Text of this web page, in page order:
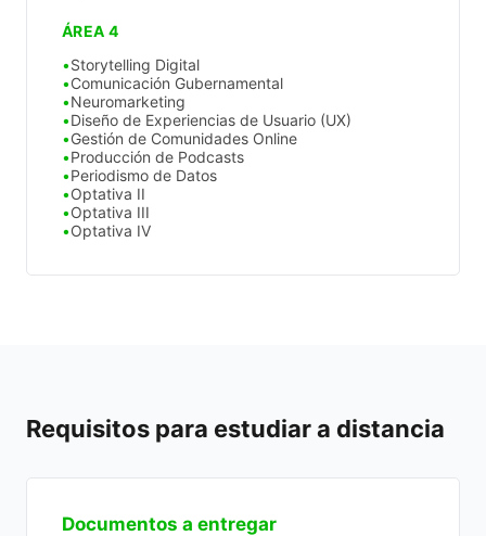
ÁREA 4
Storytelling Digital
Comunicación Gubernamental
Neuromarketing
Diseño de Experiencias de Usuario (UX)
Gestión de Comunidades Online
Producción de Podcasts
Periodismo de Datos
Optativa II
Optativa III
Optativa IV
Requisitos para estudiar a distancia
Documentos a entregar